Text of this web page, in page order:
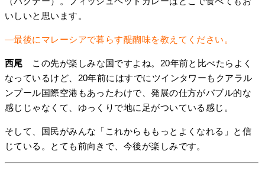
いしいと思います。
―最後にマレーシアで暮らす醍醐味を教えてください。
西尾 この先が楽しみな国ですよね。20年前と比べたらよく
なっているけど、20年前にはすでにツインタワーもクアラル
ンプール国際空港もあったわけで、発展の仕方がバブル的な
感じじゃなくて、ゆっくりで地に足がついている感じ。
そして、国民がみんな「これからももっとよくなれる」と信
じている。とても前向きで、今後が楽しみです。